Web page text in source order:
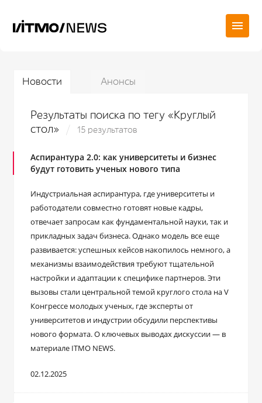
Новости Анонсы
Результаты поиска по тегу «Круглый
стол»
15 результатов
Аспирантура 2.0: как университеты и бизнес
будут готовить ученых нового типа
Индустриальная аспирантура, где университеты и
работодатели совместно готовят новые кадры,
отвечает запросам как фундаментальной науки, так и
прикладных задач бизнеса. Однако модель все еще
развивается: успешных кейсов накопилось немного, а
механизмы взаимодействия требуют тщательной
настройки и адаптации к специфике партнеров. Эти
вызовы стали центральной темой круглого стола на V
Конгрессе молодых ученых, где эксперты от
университетов и индустрии обсудили перспективы
нового формата. О ключевых выводах дискуссии — в
материале ITMO NEWS.
02.12.2025